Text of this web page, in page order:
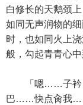
白修长的天鹅颈上
如同无声润物的
时，也如同火上
般，勾起青青心中
「嗯……子衿
巴……快点肏我